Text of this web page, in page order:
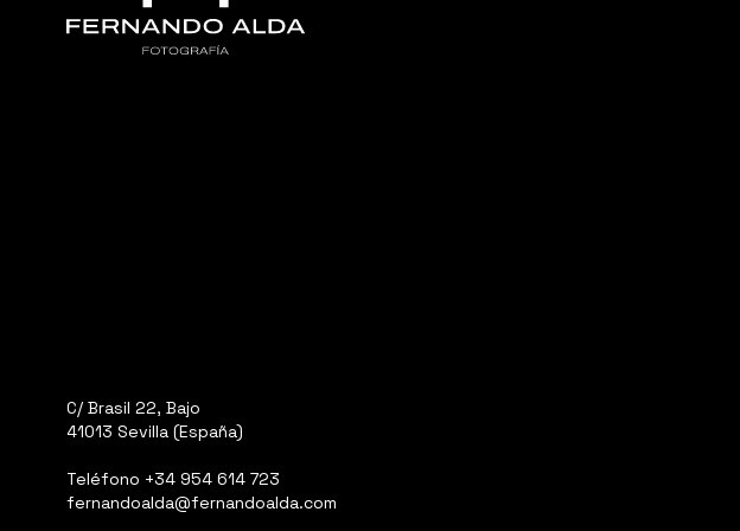
C/ Brasil 22, Bajo
41013 Sevilla (España)
Teléfono +34 954 614 723
fernandoalda@fernandoalda.com